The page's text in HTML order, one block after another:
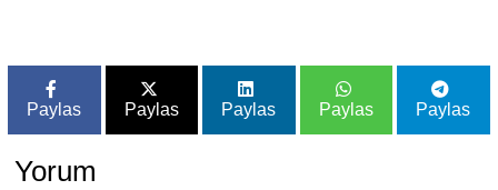
Paylas Paylas Paylas Paylas Paylas
Yorum